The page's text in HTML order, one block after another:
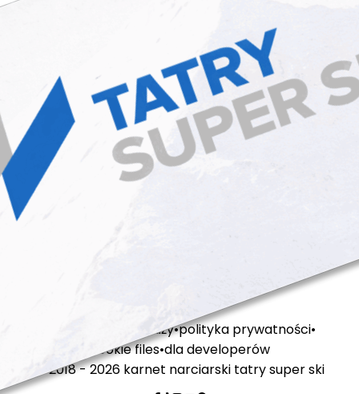
regulamin sprzedaży polityka prywatności
cookie files dla developerów
© 2018 - 2026 karnet narciarski tatry super ski